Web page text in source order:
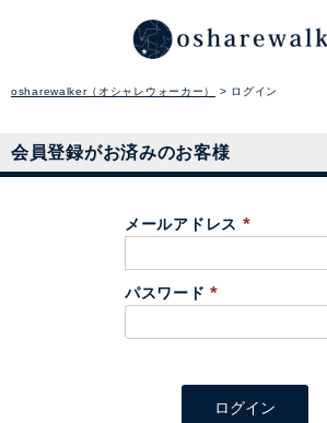
osharewalker（オシャレウォーカー） ログイン
会員登録がお済みのお客様
メールアドレス
必
パスワード
必
ログイン